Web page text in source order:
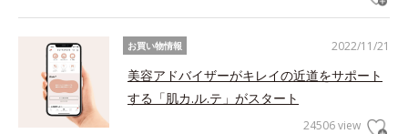
2022/11/21
お買い物情報
美容アドバイザーがキレイの近道をサポート
する「肌カ.ル.テ」がスタート
24506 view